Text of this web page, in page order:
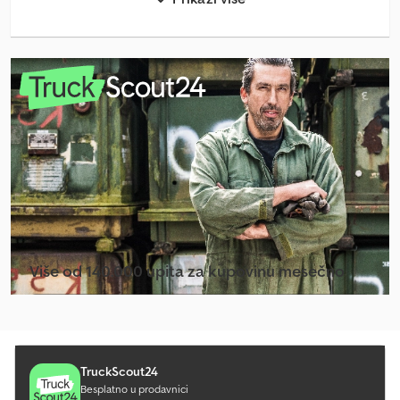
Kola Za Sladoled
Linde L 10
Linde L 12
Linde L 16
Linde V
Manevarsko Vozilo
Mercedes Benz Autobus
Mercedes Benz Minibus
Mercedes-Benz Sprinter
Više od 140.000 upita za kupovinu mesečno
TruckScout24
Besplatno u prodavnici